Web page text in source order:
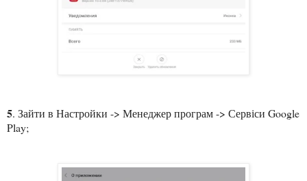
5. Зайти в Настройки -> Менеджер програм -> Сервіси Google
Play;